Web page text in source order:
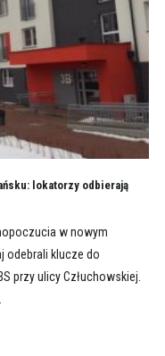
lokatorzy odbierają
w nowym
odebrali klucze do
przy ulicy Człuchowskiej.